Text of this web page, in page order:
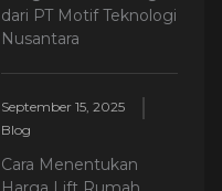
dari PT Motif Teknologi
Nusantara
Cara Menentukan
September 15, 2025
Blog